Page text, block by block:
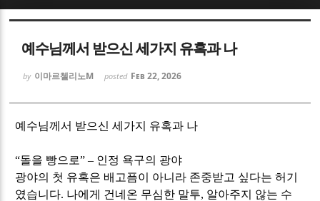
예수님께서 받으신 세가지 유혹과 나
by 이마르첼리노M posted Feb 22, 2026
예수님께서 받으신 세가지 유혹과 나
“돌을 빵으로”– 인정 욕구의 광야
광야의 첫 유혹은 배고픔이 아니라 존중받고 싶다는 허기
였습니다. 나에게 건네온 무심한 말투, 알아주지 않는 수
Sketchbook5, 스케치북5
Sketchbook5, 스케치북5
Sketchbook5, 스케치북5
Sketchbook5, 스케치북5